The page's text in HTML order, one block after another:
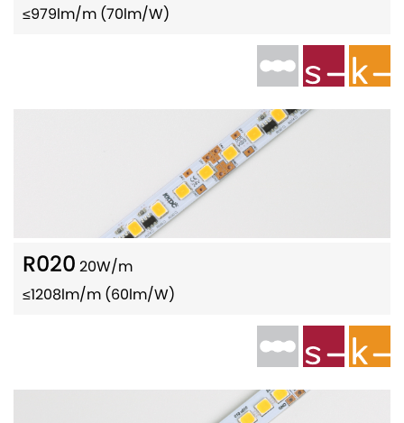
≤979lm/m (70lm/W)
R020 20W/m
≤1208lm/m (60lm/W)